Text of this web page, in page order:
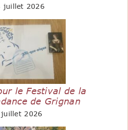
juillet 2026
le Festival de la
de Grignan
juillet 2026